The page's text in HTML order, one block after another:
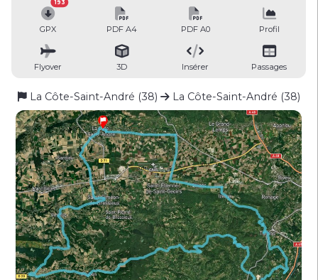
GPX
193
PDF A4 PDF A0 Profil
Flyover 3D Insérer Passages
La Côte-Saint-André (38) La Côte-Saint-André (38)